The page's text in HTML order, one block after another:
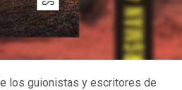
los guionistas y escritores de